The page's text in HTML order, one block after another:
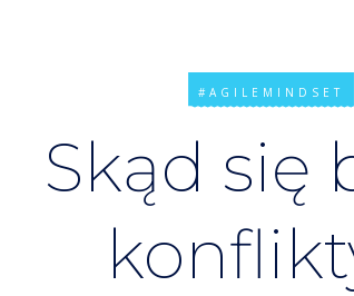
#AGILEMINDSET
Skąd się